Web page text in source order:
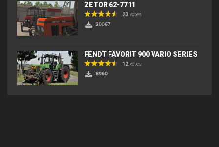
ZETOR 62-7711
23 votes
20067
FENDT FAVORIT 900 VARIO SERIES
12 votes
8960